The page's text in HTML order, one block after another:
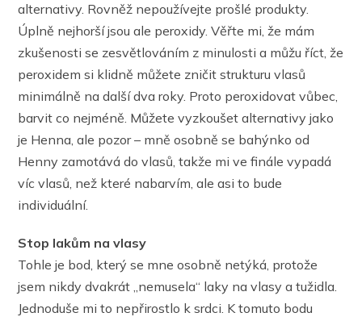
alternativy. Rovněž nepoužívejte prošlé produkty.
Úplně nejhorší jsou ale peroxidy. Věřte mi, že mám
zkušenosti se zesvětlováním z minulosti a můžu říct, že
peroxidem si klidně můžete zničit strukturu vlasů
minimálně na další dva roky. Proto peroxidovat vůbec,
barvit co nejméně. Můžete vyzkoušet alternativy jako
je Henna, ale pozor – mně osobně se bahýnko od
Henny zamotává do vlasů, takže mi ve finále vypadá
víc vlasů, než které nabarvím, ale asi to bude
individuální.
Stop lakům na vlasy
Tohle je bod, který se mne osobně netýká, protože
jsem nikdy dvakrát ,,nemusela“ laky na vlasy a tužidla.
Jednoduše mi to nepřirostlo k srdci. K tomuto bodu